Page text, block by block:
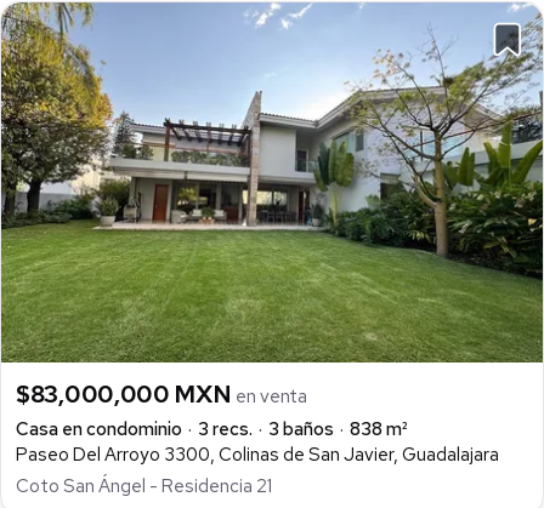
$83,000,000 MXN en venta
Casa en condominio
3 recs. 3 baños
838 m²
Paseo Del Arroyo 3300, Colinas de San Javier, Guadalajara
Coto San Ángel - Residencia 21